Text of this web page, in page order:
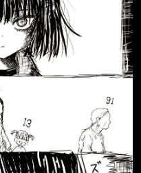
HNvq_R8awAAm
活到現在？」 ？ 從流
年 XDD 溫馨 --
知道，世上的女孩子，
麼好對付的，你覺得高